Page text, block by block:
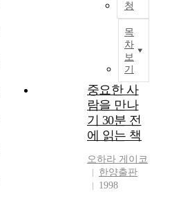
청
목
차
보
기
중요한 사
람을 만나
기 30분 전
에 읽는 책
오하라 게이코
한양출판
1998